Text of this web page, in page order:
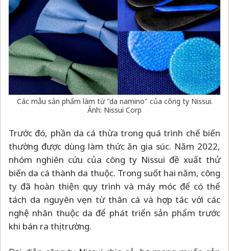
Các mẫu sản phẩm làm từ "da namino" của công ty Nissui.
Ảnh: Nissui Corp
Trước đó, phần da cá thừa trong quá trình chế biến
thường được dùng làm thức ăn gia súc. Năm 2022,
nhóm nghiên cứu của công ty Nissui đề xuất thử
biến da cá thành da thuộc. Trong suốt hai năm, công
ty đã hoàn thiện quy trình và máy móc để có thể
tách da nguyên vẹn từ thân cá và hợp tác với các
nghệ nhân thuộc da để phát triển sản phẩm trước
khi bán ra thị trường.